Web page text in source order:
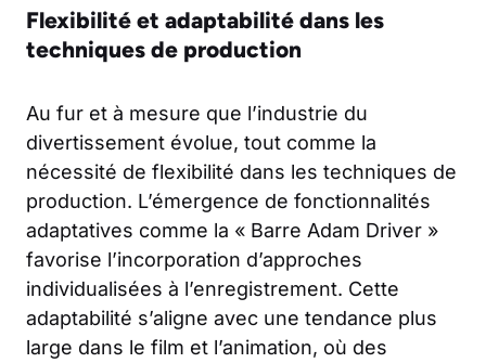
Flexibilité et adaptabilité dans les
techniques de production
Au fur et à mesure que l’industrie du
divertissement évolue, tout comme la
nécessité de flexibilité dans les techniques de
production. L’émergence de fonctionnalités
adaptatives comme la « Barre Adam Driver »
favorise l’incorporation d’approches
individualisées à l’enregistrement. Cette
adaptabilité s’aligne avec une tendance plus
large dans le film et l’animation, où des